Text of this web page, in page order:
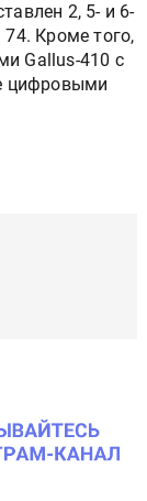
2, 5- и 6-
Кроме того,
Gallus-410 с
цифровыми